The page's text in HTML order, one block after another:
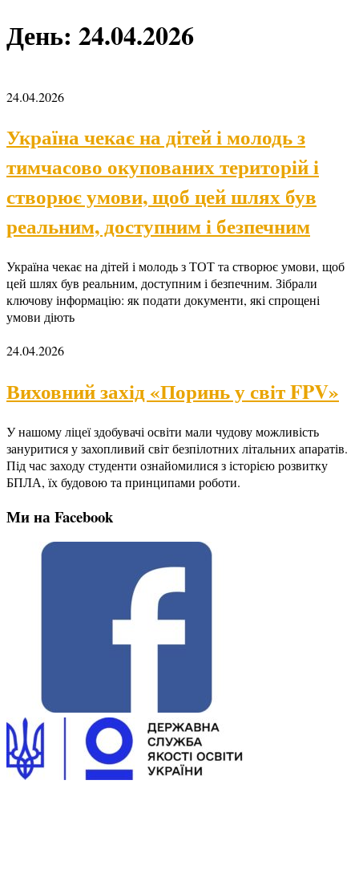
День: 24.04.2026
24.04.2026
Україна чекає на дітей і молодь з
тимчасово окупованих територій і
створює умови, щоб цей шлях був
реальним, доступним і безпечним
Україна чекає на дітей і молодь з ТОТ та створює умови, щоб
цей шлях був реальним, доступним і безпечним. Зібрали
ключову інформацію: як подати документи, які спрощені
умови діють
24.04.2026
Виховний захід «Поринь у світ FPV»
У нашому ліцеї здобувачі освіти мали чудову можливість
зануритися у захопливий світ безпілотних літальних апаратів.
Під час заходу студенти ознайомилися з історією розвитку
БПЛА, їх будовою та принципами роботи.
Ми на Facebook